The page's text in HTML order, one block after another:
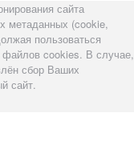
сайта
метаданных (cookie,
пользоваться
файлов cookies. В случае,
сбор Ваших
сайт.